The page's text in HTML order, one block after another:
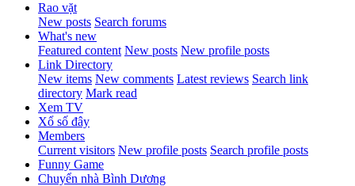
Rao vặt
New posts Search forums
What's new
Featured content New posts New profile posts
Link Directory
New items New comments Latest reviews Search link
directory Mark read
Xem TV
Xổ số đây
Members
Current visitors New profile posts Search profile posts
Funny Game
Chuyển nhà Bình Dương